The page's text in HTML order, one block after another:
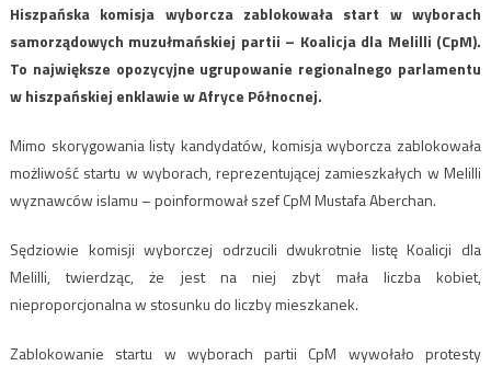
Hiszpańska komisja wyborcza zablokowała start w wyborach
samorządowych muzułmańskiej partii – Koalicja dla Melilli (CpM).
To największe opozycyjne ugrupowanie regionalnego parlamentu
w hiszpańskiej enklawie w Afryce Północnej.
Mimo skorygowania listy kandydatów, komisja wyborcza zablokowała
możliwość startu w wyborach, reprezentującej zamieszkałych w Melilli
wyznawców islamu – poinformował szef CpM Mustafa Aberchan.
Sędziowie komisji wyborczej odrzucili dwukrotnie listę Koalicji dla
Melilli, twierdząc, że jest na niej zbyt mała liczba kobiet,
nieproporcjonalna w stosunku do liczby mieszkanek.
Zablokowanie startu w wyborach partii CpM wywołało protesty